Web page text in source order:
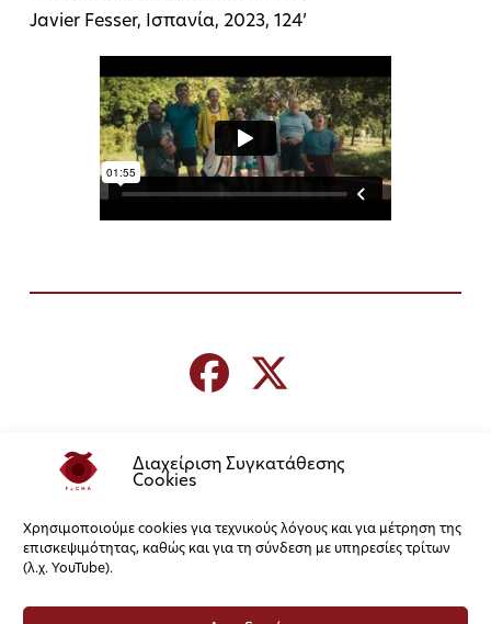
Διαχείριση Συγκατάθεσης
Cookies
Χρησιμοποιούμε cookies για τεχνικούς λόγους και για μέτρηση της
επισκεψιμότητας, καθώς και για τη σύνδεση με υπηρεσίες τρίτων
(λ.χ. YouTube).
Javier Fesser, Ισπανία, 2023, 124’